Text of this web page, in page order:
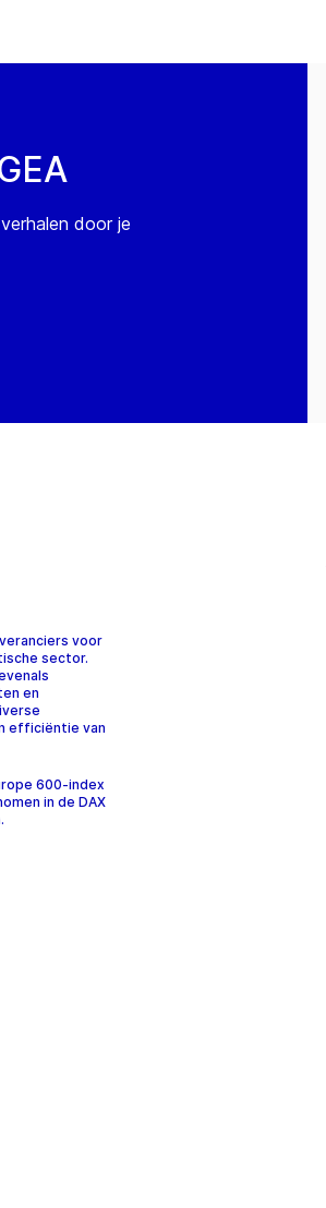
door je
voor
sector.
en
efficiëntie van
600-index
in de DAX